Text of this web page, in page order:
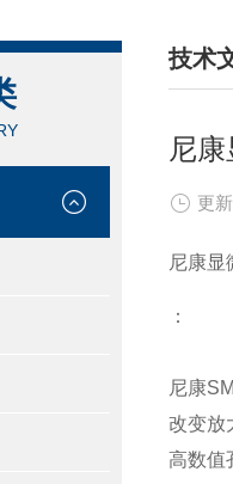
技术
/
尼
更
尼康显
：
尼康
改变放
高数值